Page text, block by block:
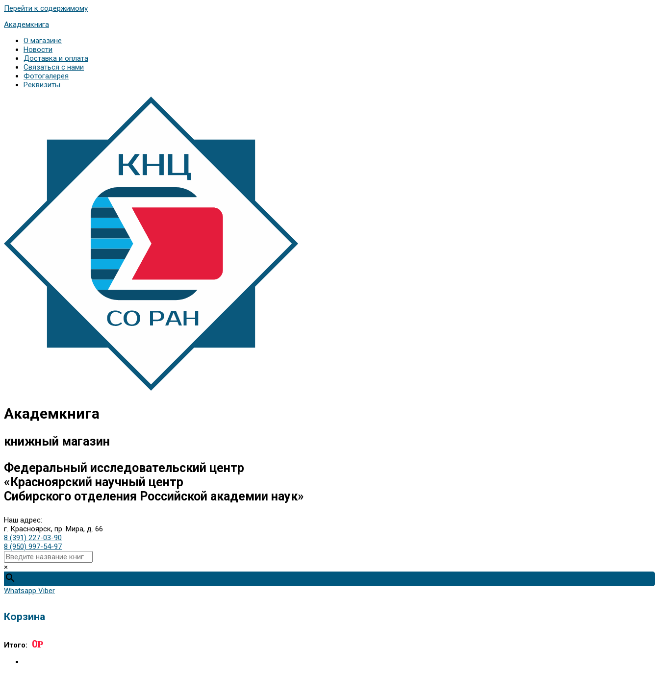
Перейти к содержимому
Академкнига
О магазине
Новости
Доставка и оплата
Связаться с нами
Фотогалерея
Реквизиты
Академкнига
книжный магазин
Федеральный исследовательский центр
«Красноярский научный центр
Сибирского отделения Российской академии наук»
Наш адрес:
г. Красноярск, пр. Мира, д. 66
8 (391) 227-03-90
8 (950) 997-54-97
×
Whatsapp Viber
Корзина
Итого: 0Р